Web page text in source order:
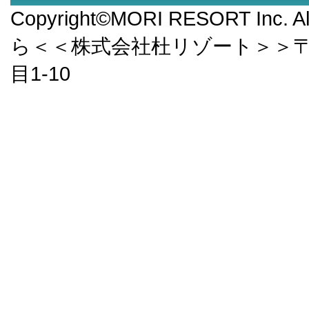
Copyright©MORI RESORT Inc.
ら＜＜株式会社杜リゾート＞＞
目1-10